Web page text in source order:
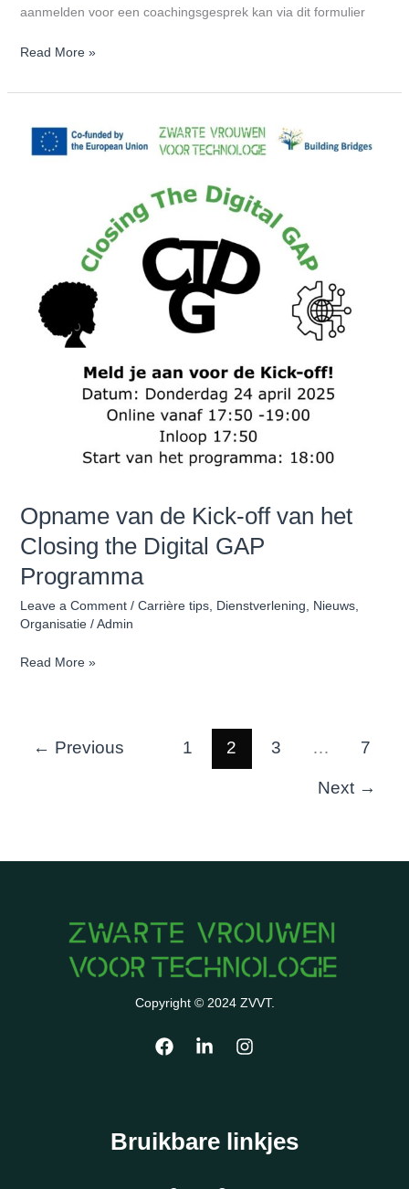
aanmelden voor een coachingsgesprek kan via dit formulier
Read More »
Opname van de Kick-off van het
Closing the Digital GAP
Programma
Leave a Comment / Carrière tips, Dienstverlening, Nieuws,
Organisatie/Admin
Digital
GAP
Programma
Read More »
← Previous 1 2 3 … 7
Next →
Copyright © 2024 ZVVT.
Bruikbare linkjes